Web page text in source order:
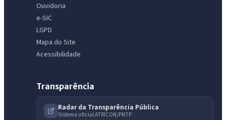
Ouvidoria
e-SIC
LGPD
Mapa do Site
Acessibilidade
Transparência
Radar da Transparência Pública
Sistema oficial ATRICON/PNTP